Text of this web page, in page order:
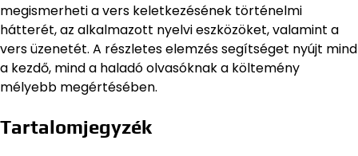
megismerheti a vers keletkezésének történelmi
hátterét, az alkalmazott nyelvi eszközöket, valamint a
vers üzenetét. A részletes elemzés segítséget nyújt mind
a kezdő, mind a haladó olvasóknak a költemény
mélyebb megértésében.
Tartalomjegyzék